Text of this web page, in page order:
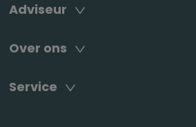
Adviseur
Over ons
Service